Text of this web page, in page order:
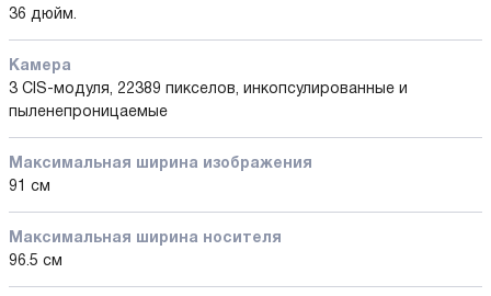
36 дюйм.
Камера
3 CIS-модуля, 22389 пикселов, инкопсулированные и
пыленепроницаемые
Максимальная ширина изображения
91 см
Максимальная ширина носителя
96.5 см